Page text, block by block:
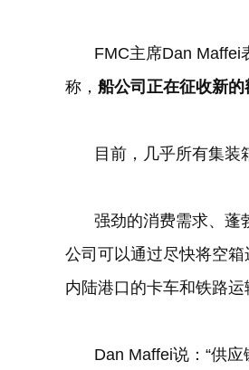
FMC主席Dan Maffei
称， 船公司正在征收新
目前，几乎所有集装
强劲的消费需求、
公司可以通过尽快将空
内陆港口的卡车和铁路运
Dan Maffei说：“供